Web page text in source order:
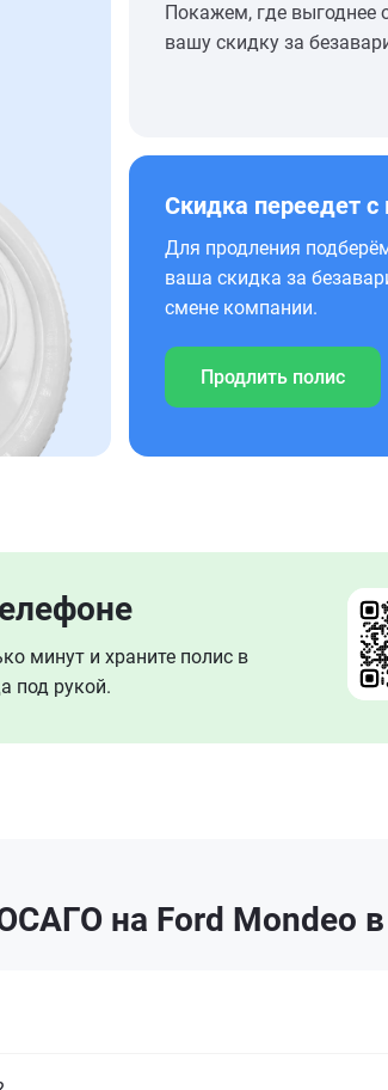
Покажем, где выгоднее
вашу скидку за
Скидка переедет с
Для продления
ваша скидка за
смене компании.
Продлить полис
минут и храните полис в
под рукой.
на Ford Mondeo